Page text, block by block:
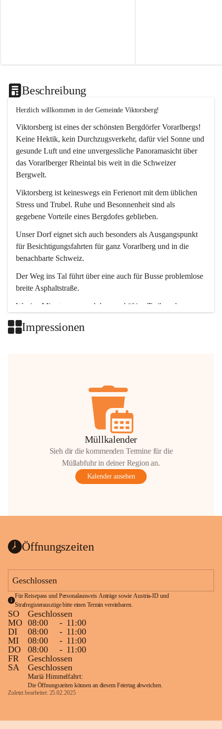
Beschreibung
Herzlich willkommen in der Gemeinde Viktorsberg!
Viktorsberg ist eines der schönsten Bergdörfer Vorarlbergs!
Keine Hektik, kein Durchzugsverkehr, dafür viel Sonne und
gesunde Luft und eine unvergessliche Panoramasicht über
das Vorarlberger Rheintal bis weit in die Schweizer
Bergwelt.
Viktorsberg ist keineswegs ein Ferienort mit dem üblichen
Stress und Trubel. Ruhe und Besonnenheit sind als
gegebene Vorteile eines Bergdofes geblieben.
Unser Dorf eignet sich auch besonders als Ausgangspunkt
für Besichtigungsfahrten für ganz Vorarlberg und in die
benachbarte Schweiz.
Der Weg ins Tal führt über eine auch für Busse problemlose
breite Asphaltstraße.
Wenige Minuten nur, und das geschäftige Treiben der
Impressionen
Müllkalender
Sieh dir die kommenden Termine für die
Müllabfuhr in deiner Region an.
Kalender ansehen
Öffnungszeiten
Geschlossen
Für Reisepass und Personalausweis Anträge sowie Austria-ID und
Strafregisterauszüge bitte einen Termin vereinbaren.
SO
Geschlossen
MO 08:00 - 11:00
DI
08:00 - 11:00
MI
08:00 - 11:00
DO
08:00 - 11:00
FR
Geschlossen
SA
Geschlossen
Mariä Himmelfahrt:
Die Öffnungszeiten können an diesem Feiertag abweichen.
Zuletzt bearbeitet: 25.02.2025